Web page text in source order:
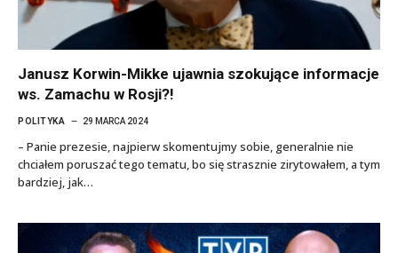
Janusz Korwin-Mikke ujawnia szokujące informacje
ws. Zamachu w Rosji?!
POLITYKA 29 MARCA 2024
– Panie prezesie, najpierw skomentujmy sobie, generalnie nie
chciałem poruszać tego tematu, bo się strasznie zirytowałem, a tym
bardziej, jak…